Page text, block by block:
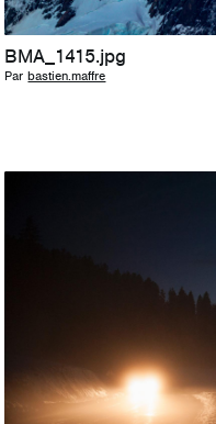
BMA_1415.jpg
Par bastien.maffre